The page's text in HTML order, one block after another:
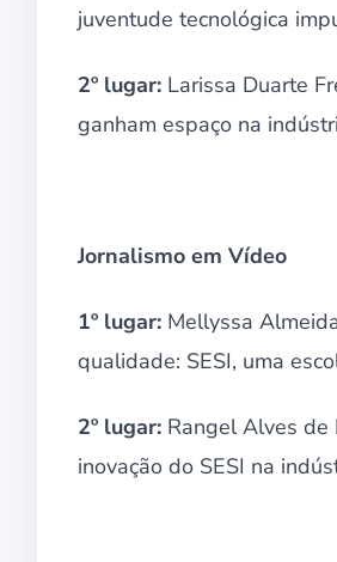
juventude tecnológica
2º lugar: Larissa Duarte
ganham espaço na
Jornalismo em Vídeo
1º lugar: Mellyssa
qualidade: SESI, uma
2º lugar: Rangel Alves de
inovação do SESI na